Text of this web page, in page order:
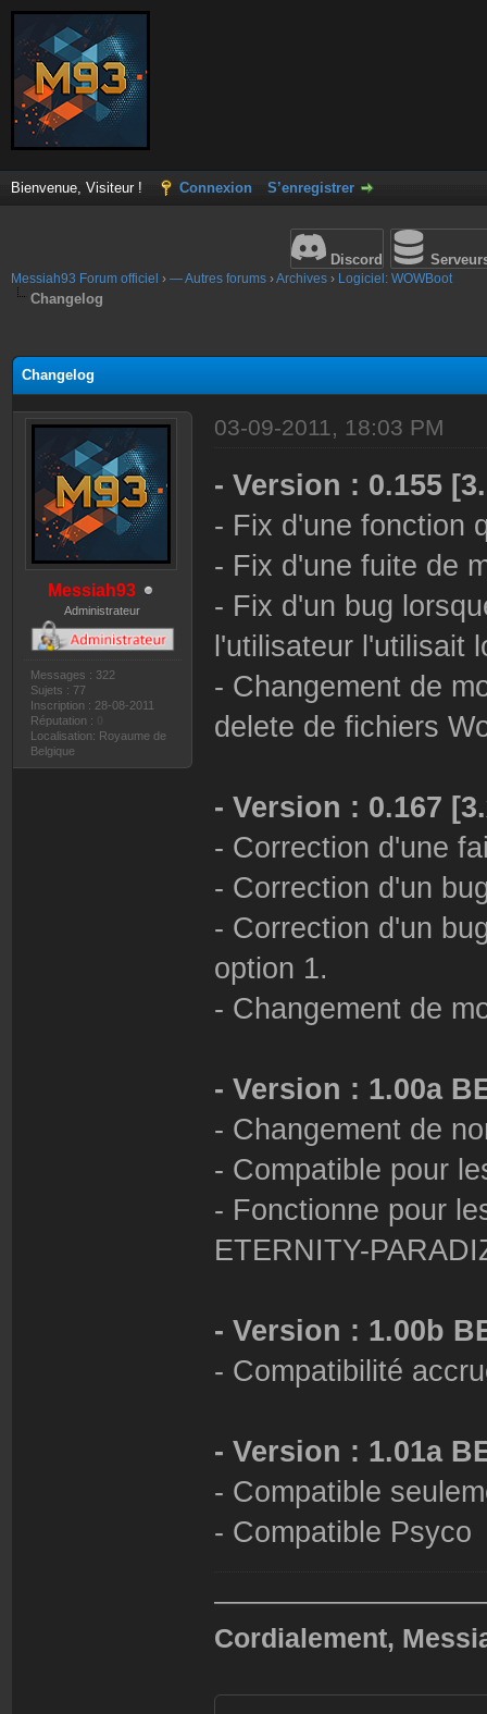
Bienvenue, Visiteur ! Connexion S’enregistrer
Discord
Messiah93 Forum officiel › — Autres forums ›Archives › Logiciel: WOWBoot
Changelog
Changelog
Messiah93
Administrateur
Messages : 322
Sujets : 77
Inscription : 28-08-2011
Réputation :
Localisation: Royaume de
Belgique
03-09-2011, 18:03 PM
- Version : 0.155
- Fix d'une fonction
- Fix d'une fuite de
- Fix d'un bug
l'utilisateur l'utilisait
- Changement de
delete de fichiers
- Version : 0.167
- Correction d'une
- Correction d'un
- Correction d'un
option 1.
- Changement de
- Version : 1.00a
- Changement de
- Compatible pour
- Fonctionne pour
ETERNITY-
- Version : 1.00b
- Compatibilité
- Version : 1.01a
- Compatible
- Compatible Psyco
Cordialement,